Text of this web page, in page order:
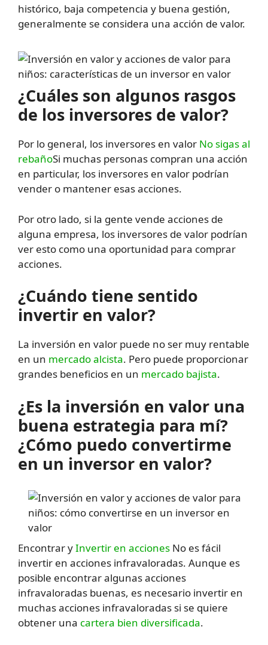
histórico, baja competencia y buena gestión,
generalmente se considera una acción de valor.
¿Cuáles son algunos rasgos
de los inversores de valor?
Por lo general, los inversores en valor No sigas al
rebañoSi muchas personas compran una acción
en particular, los inversores en valor podrían
vender o mantener esas acciones.
Por otro lado, si la gente vende acciones de
alguna empresa, los inversores de valor podrían
ver esto como una oportunidad para comprar
acciones.
¿Cuándo tiene sentido
invertir en valor?
La inversión en valor puede no ser muy rentable
en un mercado alcista. Pero puede proporcionar
grandes beneficios en un mercado bajista.
¿Es la inversión en valor una
buena estrategia para mí?
¿Cómo puedo convertirme
en un inversor en valor?
Encontrar yInvertir en acciones No es fácil
invertir en acciones infravaloradas. Aunque es
posible encontrar algunas acciones
infravaloradas buenas, es necesario invertir en
muchas acciones infravaloradas si se quiere
obtener una cartera bien diversificada.